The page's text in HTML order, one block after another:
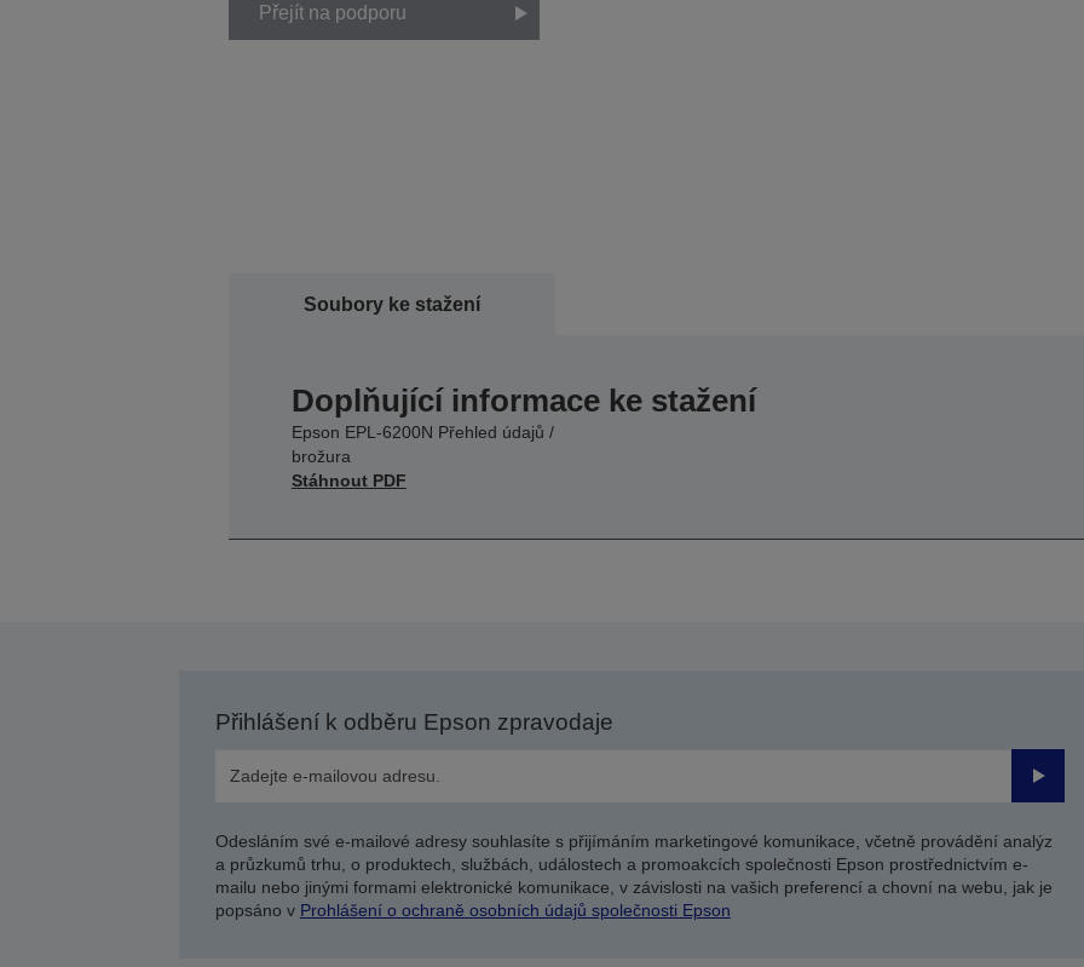
Přejít na podporu
Soubory ke stažení
Doplňující informace ke stažení
Epson EPL-6200N Přehled údajů /
brožura
Stáhnout PDF
Přihlášení k odběru Epson zpravodaje
Odeslat
Odesláním své e-mailové adresy souhlasíte s přijímáním marketingové komunikace, včetně provádění analýz
a průzkumů trhu, o produktech, službách, událostech a promoakcích společnosti Epson prostřednictvím e-
mailu nebo jinými formami elektronické komunikace, v závislosti na vašich preferencí a chovní na webu, jak je
popsáno v Prohlášení o ochraně osobních údajů společnosti Epson